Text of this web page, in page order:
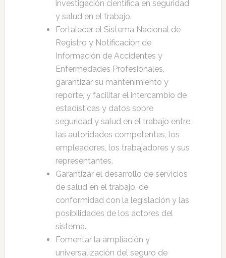
investigación científica en seguridad
y salud en el trabajo.
Fortalecer el Sistema Nacional de
Registro y Notificación de
Información de Accidentes y
Enfermedades Profesionales,
garantizar su mantenimiento y
reporte, y facilitar el intercambio de
estadísticas y datos sobre
seguridad y salud en el trabajo entre
las autoridades competentes, los
empleadores, los trabajadores y sus
representantes.
Garantizar el desarrollo de servicios
de salud en el trabajo, de
conformidad con la legislación y las
posibilidades de los actores del
sistema.
Fomentar la ampliación y
universalización del seguro de